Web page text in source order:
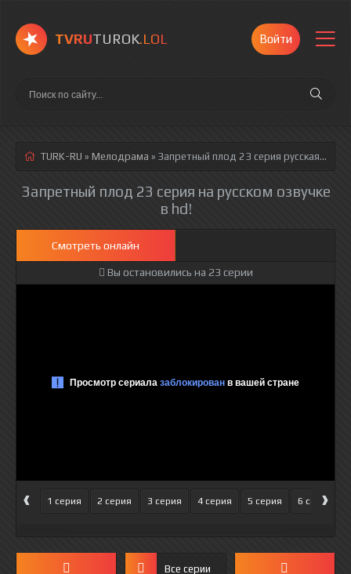
TVRUTUROK.LOL Войти
TURK-RU » Мелодрама » Запретный плод 23 серия русская озвучка полностью смотреть онлайн!
Запретный плод 23 серия на русском озвучке
в hd!
Смотреть онлайн
Вы остановились на 23 серии
‹ 1 серия 2 серия 3 серия 4 серия 5 серия 6 серия
›
Все серии